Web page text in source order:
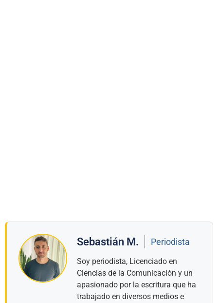
Sebastián M. Periodista
Soy periodista, Licenciado en
Ciencias de la Comunicación y un
apasionado por la escritura que ha
trabajado en diversos medios e